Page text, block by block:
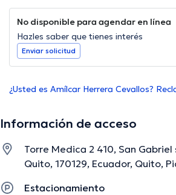
No disponible para agendar en línea
Hazles saber que tienes interés
Enviar solicitud
¿Usted es Amílcar Herrera Cevallos?
Información de acceso
Torre Medica 2 410, San
Quito, 170129, Ecuador, Quito,
Estacionamiento